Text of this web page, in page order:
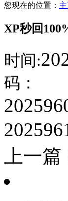
您现在的位置：
XP秒回
时间:
码：
上一